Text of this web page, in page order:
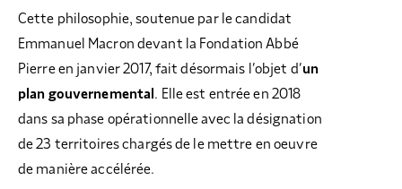
Cette philosophie, soutenue par le candidat
Emmanuel Macron devant la Fondation Abbé
Pierre en janvier 2017, fait désormais l’objet d’un
plan gouvernemental . Elle est entrée en 2018
dans sa phase opérationnelle avec la désignation
de 23 territoires chargés de le mettre en oeuvre
de manière accélérée.